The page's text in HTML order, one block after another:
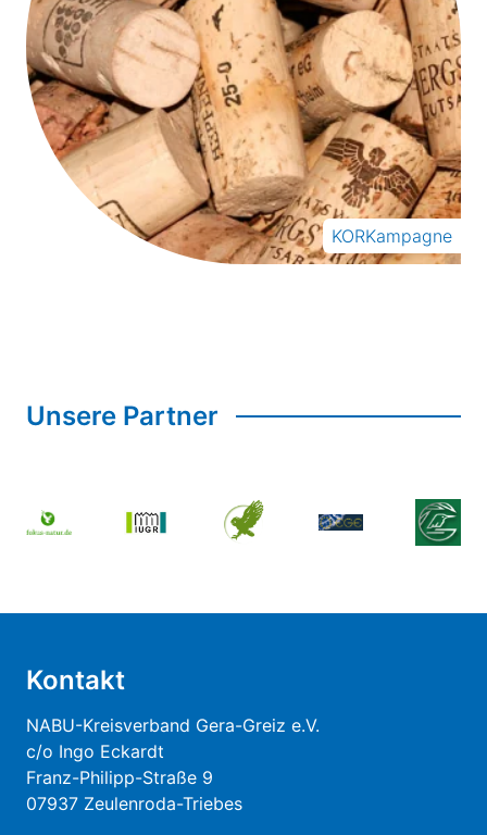
KORKampagne
Unsere Partner
Kontakt
NABU-Kreisverband Gera-Greiz e.V.
c/o Ingo Eckardt
Franz-Philipp-Straße 9
07937 Zeulenroda-Triebes